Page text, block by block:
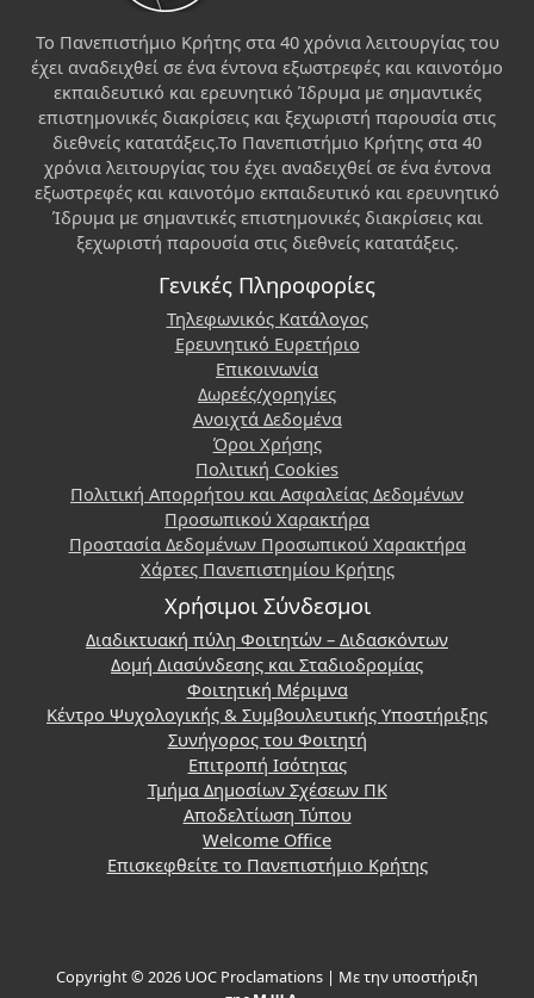
Το Πανεπιστήμιο Κρήτης στα 40 χρόνια λειτουργίας του
έχει αναδειχθεί σε ένα έντονα εξωστρεφές και καινοτόμο
εκπαιδευτικό και ερευνητικό Ίδρυμα με σημαντικές
επιστημονικές διακρίσεις και ξεχωριστή παρουσία στις
διεθνείς κατατάξεις.Το Πανεπιστήμιο Κρήτης στα 40
χρόνια λειτουργίας του έχει αναδειχθεί σε ένα έντονα
εξωστρεφές και καινοτόμο εκπαιδευτικό και ερευνητικό
Ίδρυμα με σημαντικές επιστημονικές διακρίσεις και
ξεχωριστή παρουσία στις διεθνείς κατατάξεις.
Γενικές Πληροφορίες
Τηλεφωνικός Κατάλογος
Ερευνητικό Ευρετήριο
Επικοινωνία
Δωρεές/χορηγίες
Ανοιχτά Δεδομένα
Όροι Χρήσης
Πολιτική Cookies
Πολιτική Απορρήτου και Ασφαλείας Δεδομένων
Προσωπικού Χαρακτήρα
Προστασία Δεδομένων Προσωπικού Χαρακτήρα
Χάρτες Πανεπιστημίου Κρήτης
Χρήσιμοι Σύνδεσμοι
Διαδικτυακή πύλη Φοιτητών – Διδασκόντων
Δομή Διασύνδεσης και Σταδιοδρομίας
Φοιτητική Μέριμνα
Κέντρο Ψυχολογικής & Συμβουλευτικής Υποστήριξης
Συνήγορος του Φοιτητή
Επιτροπή Ισότητας
Τμήμα Δημοσίων Σχέσεων ΠΚ
Αποδελτίωση Τύπου
Welcome Office
Επισκεφθείτε το Πανεπιστήμιο Κρήτης
Copyright © 2026 UOC Proclamations | Με την υποστήριξη